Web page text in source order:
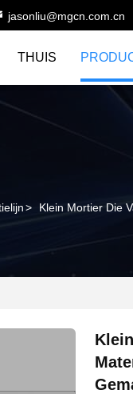
jasonliu@mgcn.com.cn
THUIS
> Klein Mortier Die